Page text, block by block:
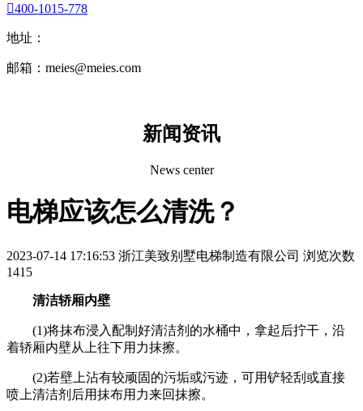
400-1015-778
地址：
邮箱：meies@meies.com
新闻资讯
News center
电梯应该怎么清洗？
2023-07-14 17:16:53 浙江美致别墅电梯制造有限公司 浏览次数
1415
清洁轿厢内壁
(1)将抹布浸入配制好清洁剂的水桶中，拿起后拧干，沿
着轿厢内壁从上往下用力抹擦。
(2)若壁上沾有较顽固的污垢或污迹，可用铲轻刮或直接
喷上清洁剂后用抹布用力来回抹擦。